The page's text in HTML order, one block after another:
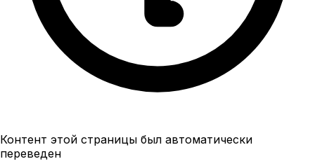
Контент этой страницы был автоматически
переведен